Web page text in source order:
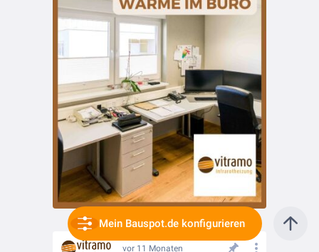
vor 11 Monaten
Mein Bauspot.de konfigurieren